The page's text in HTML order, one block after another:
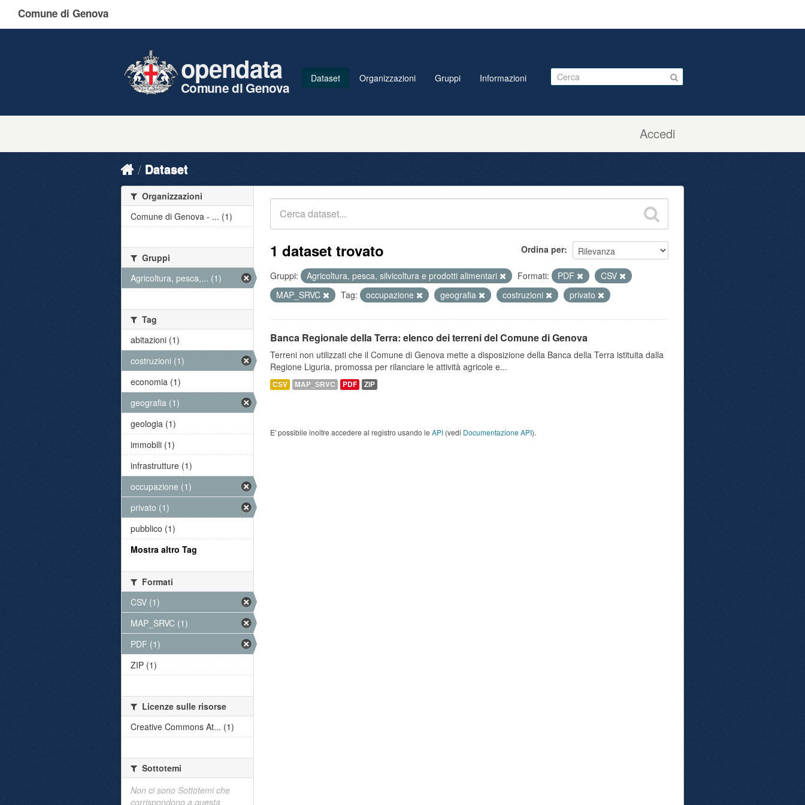
Comune di Genova
Accedi
opendata
Comune di Genova
Dataset Organizzazioni Gruppi Informazioni
Dataset
Ordina per
1 dataset trovato
Gruppi: Agricoltura, pesca, silvicoltura e prodotti alimentari Formati: PDF
CSV
MAP_SRVC
Tag: occupazione geografia costruzioni privato
Banca Regionale della Terra: elenco dei terreni del Comune di Genova
Terreni non utilizzati che il Comune di Genova mette a disposizione della Banca della Terra istituita dalla
Regione Liguria, promossa per rilanciare le attività agricole e...
CSV MAP_SRVC PDF ZIP
E' possibile inoltre accedere al registro usando le API (vedi Documentazione API).
Organizzazioni
Comune di Genova - ... (1)
Gruppi
Agricoltura, pesca,... (1)
Tag
abitazioni (1)
costruzioni (1)
economia (1)
geografia (1)
geologia (1)
immobili (1)
infrastrutture (1)
occupazione (1)
privato (1)
pubblico (1)
Mostra altro Tag
Formati
CSV (1)
MAP_SRVC (1)
PDF (1)
ZIP (1)
Licenze sulle risorse
Creative Commons At... (1)
Sottotemi
Non ci sono Sottotemi che
corrispondono a questa